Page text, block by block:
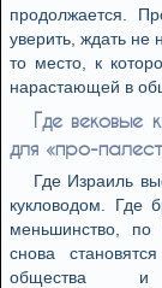
продолжается.
уверить, ждать не
то место, к
нарастающей в
Где вековые
для «про-
Где Израиль
кукловодом. Где
меньшинство, по
снова
общества и